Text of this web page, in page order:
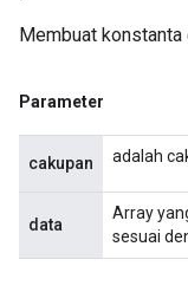
Membuat konstanta
Parameter
cakupan adalah
data
Array
sesuai